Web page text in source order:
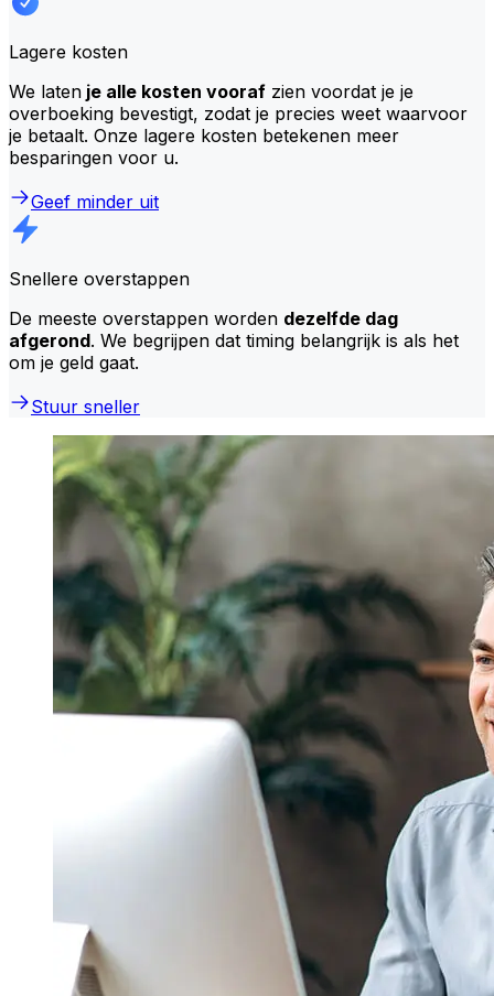
Lagere kosten
We laten je alle kosten vooraf zien voordat je je
overboeking bevestigt, zodat je precies weet waarvoor
je betaalt. Onze lagere kosten betekenen meer
besparingen voor u.
Geef minder uit
Snellere overstappen
De meeste overstappen worden dezelfde dag
afgerond. We begrijpen dat timing belangrijk is als het
om je geld gaat.
Stuur sneller